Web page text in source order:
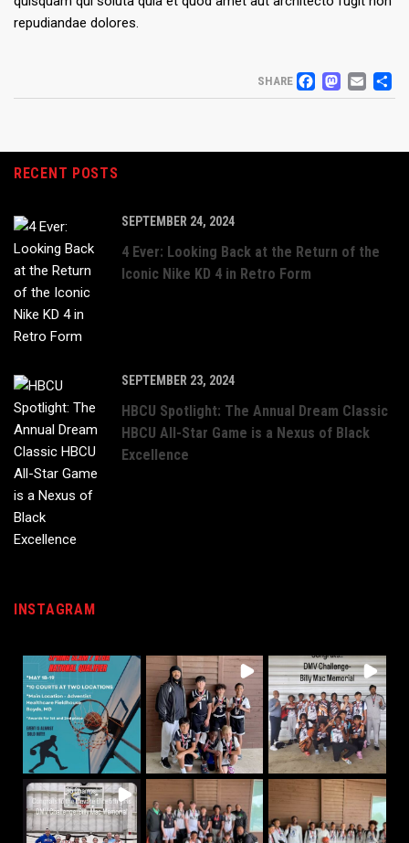
repudiandae dolores.
SHARE
RECENT POSTS
SEPTEMBER 24, 2024
4 Ever: Looking Back at the Return of the
Iconic Nike KD 4 in Retro Form
SEPTEMBER 23, 2024
HBCU Spotlight: The Annual Dream Classic
HBCU All-Star Game is a Nexus of Black
Excellence
INSTAGRAM